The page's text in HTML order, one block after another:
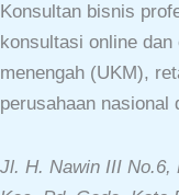
Konsultan bisnis
konsultasi online
menengah (UKM),
perusahaan nasional
Jl. H. Nawin III No.6,